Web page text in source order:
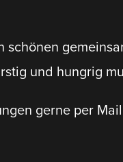
schönen
und hungrig
gerne per